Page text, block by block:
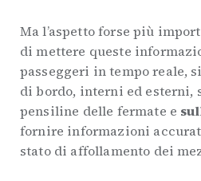
Ma l’aspetto forse più
di mettere queste
passeggeri in tempo reale,
di bordo, interni ed esterni,
pensiline delle fermate e
fornire informazioni
stato di affollamento dei